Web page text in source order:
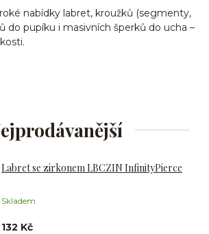
nabídky labret, kroužků (segmenty,
do pupíku i masivních šperků do ucha –
Labret se zirkonem LBCZIN InfinityPierce
Skladem
132 Kč